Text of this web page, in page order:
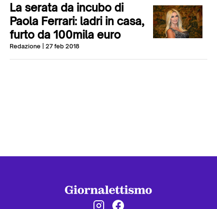
La serata da incubo di
Paola Ferrari: ladri in casa,
furto da 100mila euro
Redazione | 27 feb 2018